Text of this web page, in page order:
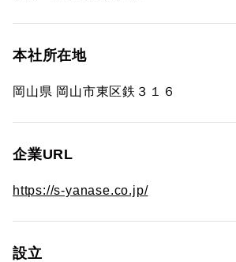
本社所在地
岡山県 岡山市東区鉄３１６
企業URL
https://s-yanase.co.jp/
設立